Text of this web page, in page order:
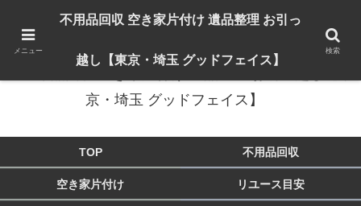
出張対応エリア：埼玉県 入間市 狭山市 飯能市 所沢市 川越市 日高市 鶴ヶ島市
京・埼玉 グッドフェイス】
TOP 不用品回収
空き家片付け リユース目安
メニュー
不用品回収 空き家片付け 遺品整理 お引っ
越し【東京・埼玉 グッドフェイス】
検索